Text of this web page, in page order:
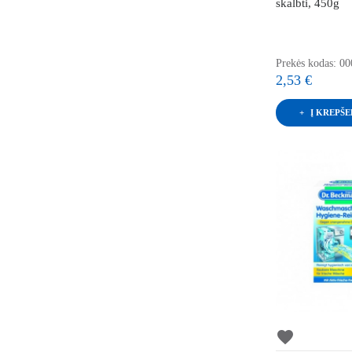
skalbti, 450g
Prekės kodas:
2,53 €
Į
favorite